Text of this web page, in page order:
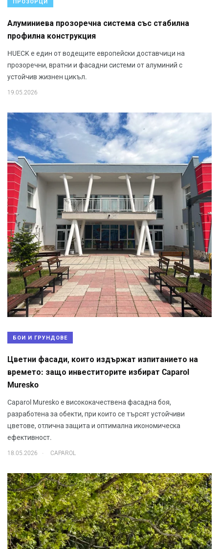
ПРОЗОРЦИ
Алуминиева прозоречна система със стабилна
профилна конструкция
HUECK е един от водещите европейски доставчици на
прозоречни, вратни и фасадни системи от алуминий с
устойчив жизнен цикъл.
19.05.2026
БОИ И ГРУНДОВЕ
Цветни фасади, които издържат изпитанието на
времето: защо инвеститорите избират Caparol
Muresko
Caparol Muresko е висококачествена фасадна боя,
разработена за обекти, при които се търсят устойчиви
цветове, отлична защита и оптимална икономическа
ефективност.
18.05.2026 . CAPAROL